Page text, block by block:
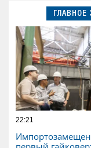
ГЛАВНОЕ
22:21